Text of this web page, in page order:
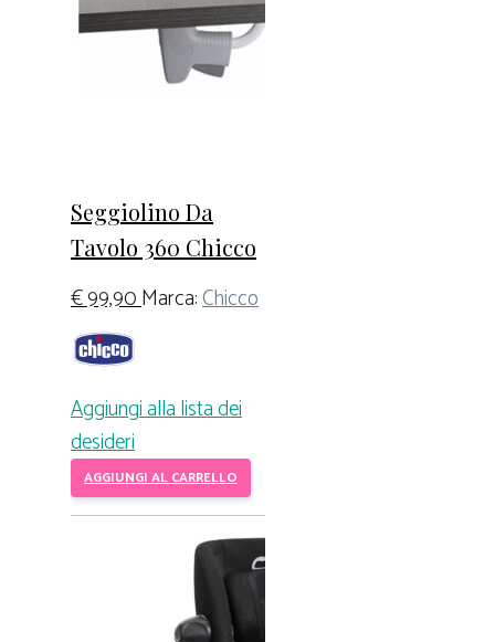
Seggiolino Da
Tavolo 360 Chicco
€99,90Marca:Chicco
Aggiungi alla lista dei
desideri
AGGIUNGI AL CARRELLO